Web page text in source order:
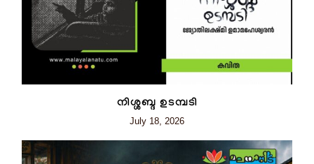
നിശ്ശബ്ദ ഉടമ്പടി
July 18, 2026